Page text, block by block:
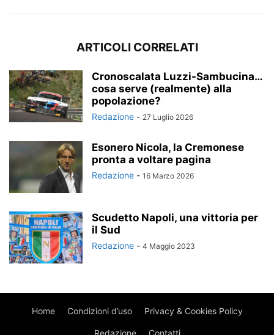
ARTICOLI CORRELATI
Cronoscalata Luzzi-Sambucina…
cosa serve (realmente) alla
popolazione?
Redazione - 27 Luglio 2026
Esonero Nicola, la Cremonese
pronta a voltare pagina
Redazione - 16 Marzo 2026
Scudetto Napoli, una vittoria per
il Sud
Redazione - 4 Maggio 2023
Home Condizioni d’uso Privacy & Cookies Policy